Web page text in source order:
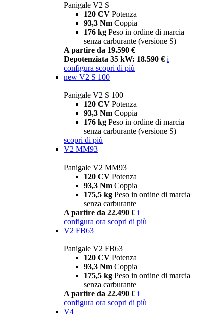
Panigale V2 S
120 CV Potenza
93,3 Nm Coppia
176 kg Peso in ordine di marcia
senza carburante (versione S)
A partire da 19.590 €
Depotenziata 35 kW: 18.590 € i
configura scopri di più
new V2 S 100
Panigale V2 S 100
120 CV Potenza
93,3 Nm Coppia
176 kg Peso in ordine di marcia
senza carburante (versione S)
scopri di più
V2 MM93
Panigale V2 MM93
120 CV Potenza
93,3 Nm Coppia
175,5 kg Peso in ordine di marcia
senza carburante
A partire da 22.490 € i
configura ora scopri di più
V2 FB63
Panigale V2 FB63
120 CV Potenza
93,3 Nm Coppia
175,5 kg Peso in ordine di marcia
senza carburante
A partire da 22.490 € i
configura ora scopri di più
V4